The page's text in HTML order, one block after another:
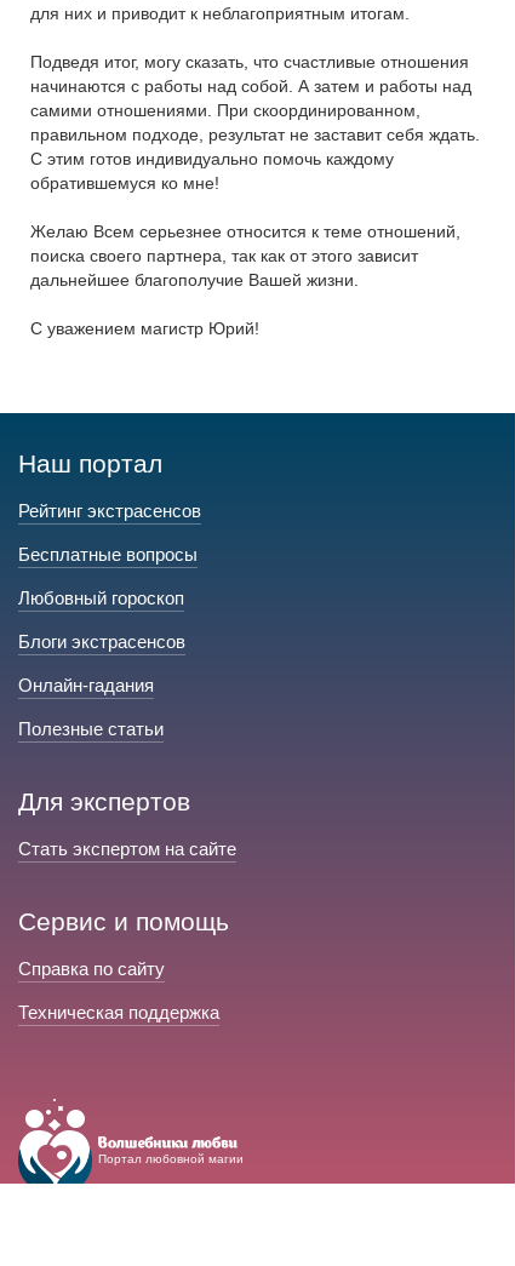
для них и приводит к неблагоприятным итогам.
Подведя итог, могу сказать, что счастливые отношения
начинаются с работы над собой. А затем и работы над
самими отношениями. При скоординированном,
правильном подходе, результат не заставит себя ждать.
С этим готов индивидуально помочь каждому
обратившемуся ко мне!
Желаю Всем серьезнее относится к теме отношений,
поиска своего партнера, так как от этого зависит
дальнейшее благополучие Вашей жизни.
С уважением магистр Юрий!
Наш портал
Рейтинг экстрасенсов
Бесплатные вопросы
Любовный гороскоп
Блоги экстрасенсов
Онлайн-гадания
Полезные статьи
Для экспертов
Стать экспертом на сайте
Сервис и помощь
Справка по сайту
Техническая поддержка
Портал любовной магии